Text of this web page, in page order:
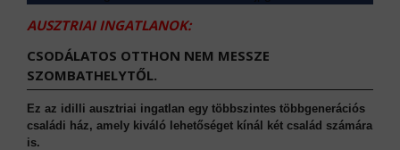
AUSZTRIAI INGATLANOK:
CSODÁLATOS OTTHON NEM MESSZE
SZOMBATHELYTŐL.
Ez az idilli ausztriai ingatlan egy többszintes többgenerációs
családi ház, amely kiváló lehetőséget kínál két család számára
is.